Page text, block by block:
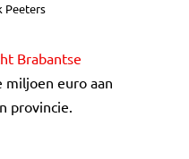
Peeters
Brabantse
miljoen euro aan
provincie.